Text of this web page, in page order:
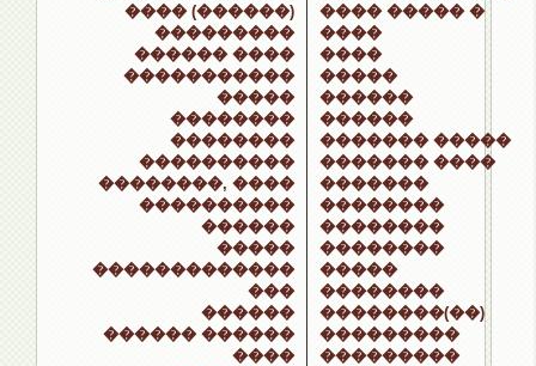
���� (������)
���������
������ ����
�����������
�����
��������
��������
����������
��������, ����
����������
������
�����
�������������
���
������
������ ������
����
���� ����� �
����
����
�����
������
������
������� �����
������� ����
�������
��������
��������
��������
�����
��������
��������(��)
���������
���������